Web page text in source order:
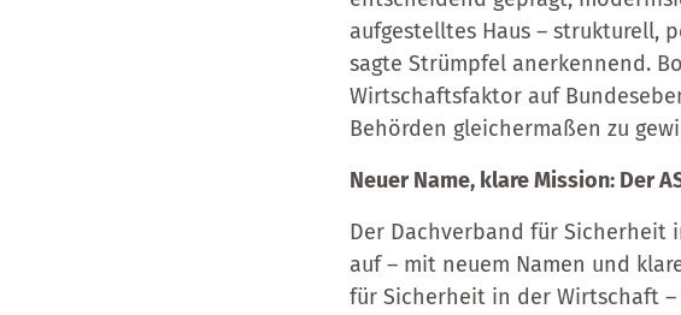
aufgestelltes Haus – strukturell,
sagte Strümpfel anerkennend.
Wirtschaftsfaktor auf
Behörden gleichermaßen zu
Neuer Name, klare Mission: Der
Der Dachverband für
auf – mit neuem Namen und
für Sicherheit in der Wirtschaft –